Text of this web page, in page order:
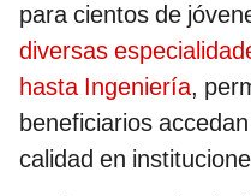
para cientos de
diversas
hasta Ingeniería,
beneficiarios
calidad en